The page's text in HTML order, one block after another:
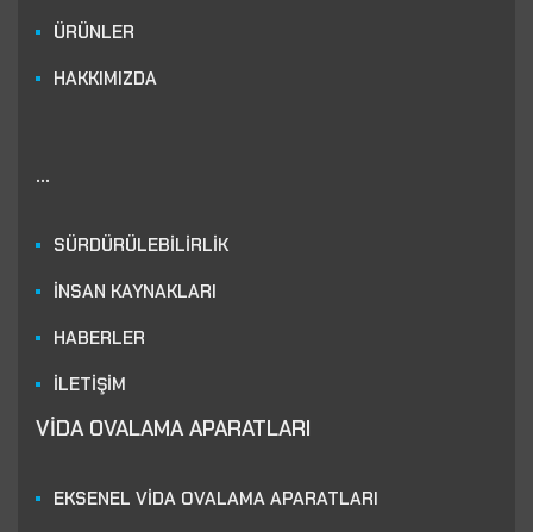
ÜRÜNLER
HAKKIMIZDA
...
SÜRDÜRÜLEBİLİRLİK
İNSAN KAYNAKLARI
HABERLER
İLETİŞİM
VİDA OVALAMA APARATLARI
EKSENEL VİDA OVALAMA APARATLARI